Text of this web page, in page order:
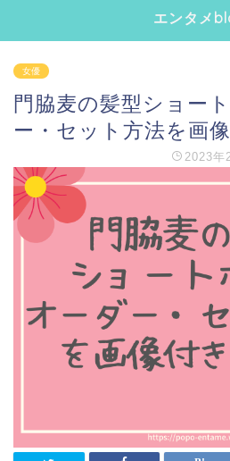
エンタメ
女優
門脇麦の髪型ショー
ー・セット方法を画
2023年